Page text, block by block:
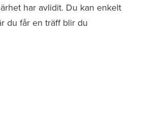
har avlidit. Du kan enkelt
du får en träff blir du